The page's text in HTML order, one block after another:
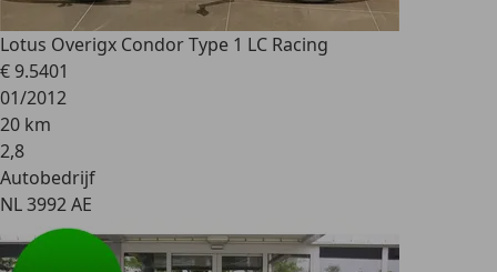
Lotus Overigx Condor Type 1 LC Racing
€ 9.5401
01/2012
20 km
2,8
Autobedrijf
NL 3992 AE